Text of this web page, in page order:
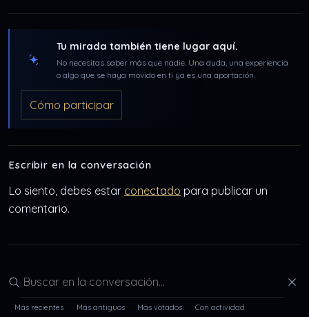
Tu mirada también tiene lugar aquí.
No necesitas saber más que nadie. Una duda, una experiencia
o algo que se haya movido en ti ya es una aportación.
Cómo participar
Escribir en la conversación
Lo siento, debes estar conectado para publicar un
comentario.
Buscar en la conversación
Más recientes Más antiguos Más votados Con actividad